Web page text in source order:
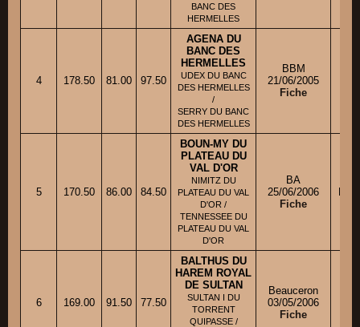
BANC DES
HERMELLES
4 178.50 81.00 97.50
AGENA DU
BANC DES
HERMELLES
UDEX DU BANC
DES HERMELLES
/
SERRY DU BANC
DES HERMELLES
BBM
21/06/2005
Fiche
5 170.50 86.00 84.50
BOUN-MY DU
PLATEAU DU
VAL D'OR
NIMITZ DU
PLATEAU DU VAL
D'OR /
TENNESSEE DU
PLATEAU DU VAL
D'OR
BA
25/06/2006
Fiche
6 169.00 91.50 77.50
BALTHUS DU
HAREM ROYAL
DE SULTAN
SULTAN I DU
TORRENT
QUIPASSE /
Beauceron
03/05/2006
Fiche